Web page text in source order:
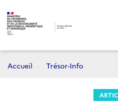
Accueil Trésor-Info